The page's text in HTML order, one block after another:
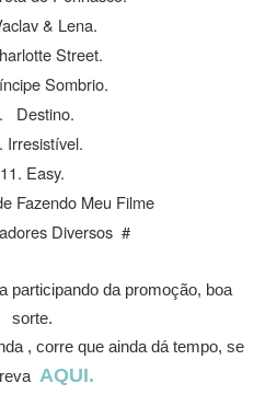
& Lena.
Street.
Sombrio.
Destino.
Irresistível.
11. Easy.
Fazendo Meu Filme
Diversos #
participando da promoção, boa
sorte.
, corre que ainda dá tempo, se
AQUI.